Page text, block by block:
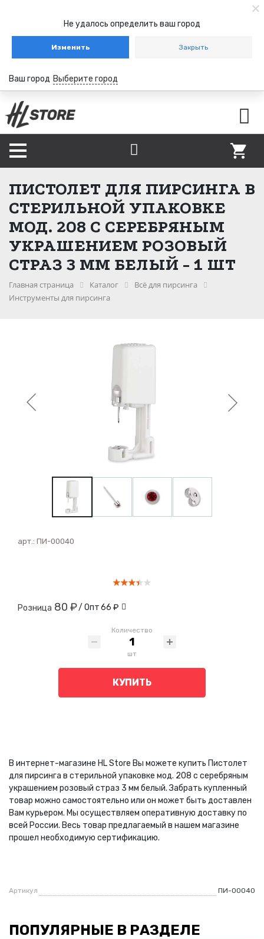
Не удалось определить ваш город
Изменить Закрыть
Ваш город Выберите город
ПИСТОЛЕТ ДЛЯ ПИРСИНГА В
СТЕРИЛЬНОЙ УПАКОВКЕ
МОД. 208 С СЕРЕБРЯНЫМ
УКРАШЕНИЕМ РОЗОВЫЙ
СТРАЗ 3 ММ БЕЛЫЙ - 1 ШТ
Главная страница Каталог
Всё для пирсинга
Инструменты для пирсинга
арт.: ПИ-00040
Розница 80 ₽/ Опт66 ₽
Количество
шт
КУПИТЬ
В интернет-магазине HL Store Вы можете купить Пистолет
для пирсинга в стерильной упаковке мод. 208 с серебряным
украшением розовый страз 3 мм белый. Забрать купленный
товар можно самостоятельно или он может быть доставлен
Вам курьером. Мы осуществляем оперативную доставку по
всей России. Весь товар предлагаемый в нашем магазине
прошел необходимую сертификацию.
Артикул ПИ-00040
ПОПУЛЯРНЫЕ В РАЗДЕЛЕ